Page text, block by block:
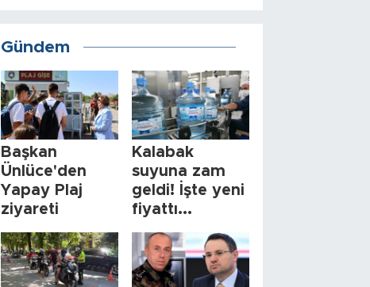
Gündem
Başkan
Ünlüce'den
Yapay Plaj
ziyareti
Kalabak
suyuna zam
geldi! İşte yeni
fiyattı...